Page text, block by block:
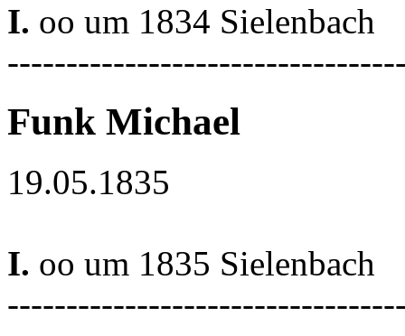
I. oo um 1834 Sielenbach
Funk Michael
19.05.1835
I. oo um 1835 Sielenbach